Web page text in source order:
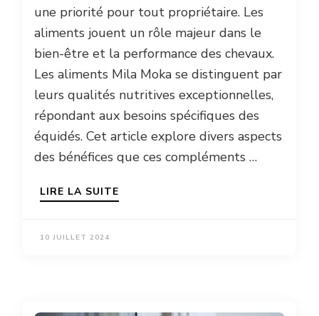
une priorité pour tout propriétaire. Les
aliments jouent un rôle majeur dans le
bien-être et la performance des chevaux.
Les aliments Mila Moka se distinguent par
leurs qualités nutritives exceptionnelles,
répondant aux besoins spécifiques des
équidés. Cet article explore divers aspects
des bénéfices que ces compléments …
LIRE LA SUITE
10 JUILLET 2024